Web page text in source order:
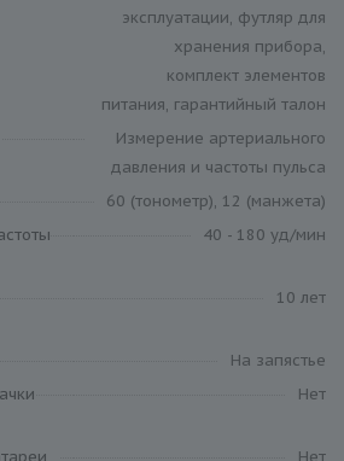
эксплуатации, футляр для
хранения прибора,
комплект элементов
питания, гарантийный талон
Измерение артериального
давления и частоты пульса
60 (тонометр), 12 (манжета)
40 - 180 уд/мин
10 лет
На запястье
Нет
Нет